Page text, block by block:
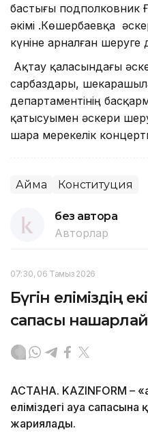
бастығы
әкімі Қ.Көшербаевқа
күніне арналған
Ақтау қаласындағы
сарбаздары,
департаментінің
қатысуымен әскери
шара мерекелік
Аймақ Конституция
без автора
Авторлар
07:30, 06 Тамыз 2026
Бүгін еліміздің
сапасы
АСТАНА. KAZINFORM –
еліміздегі ауа
жариялады.